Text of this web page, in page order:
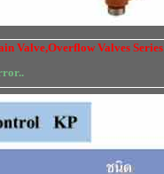
Valve,Overflow Valves Series